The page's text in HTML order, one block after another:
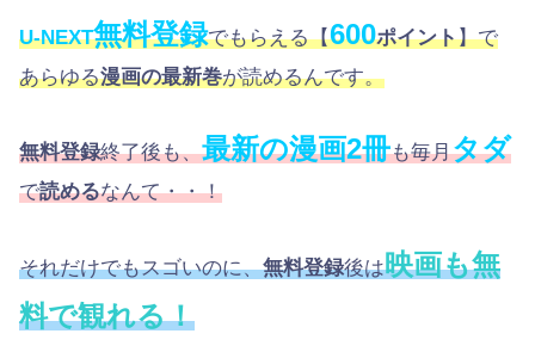
U-NEXT無料登録でもらえる【600ポイント】で
あらゆる漫画の最新巻が読めるんです。
無料登録終了後も、最新の漫画2冊も毎月タダ
で読めるなんて・・！
それだけでもスゴいのに、無料登録後は映画も無
料で観れる！